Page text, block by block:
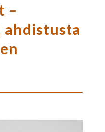
–
ahdistusta